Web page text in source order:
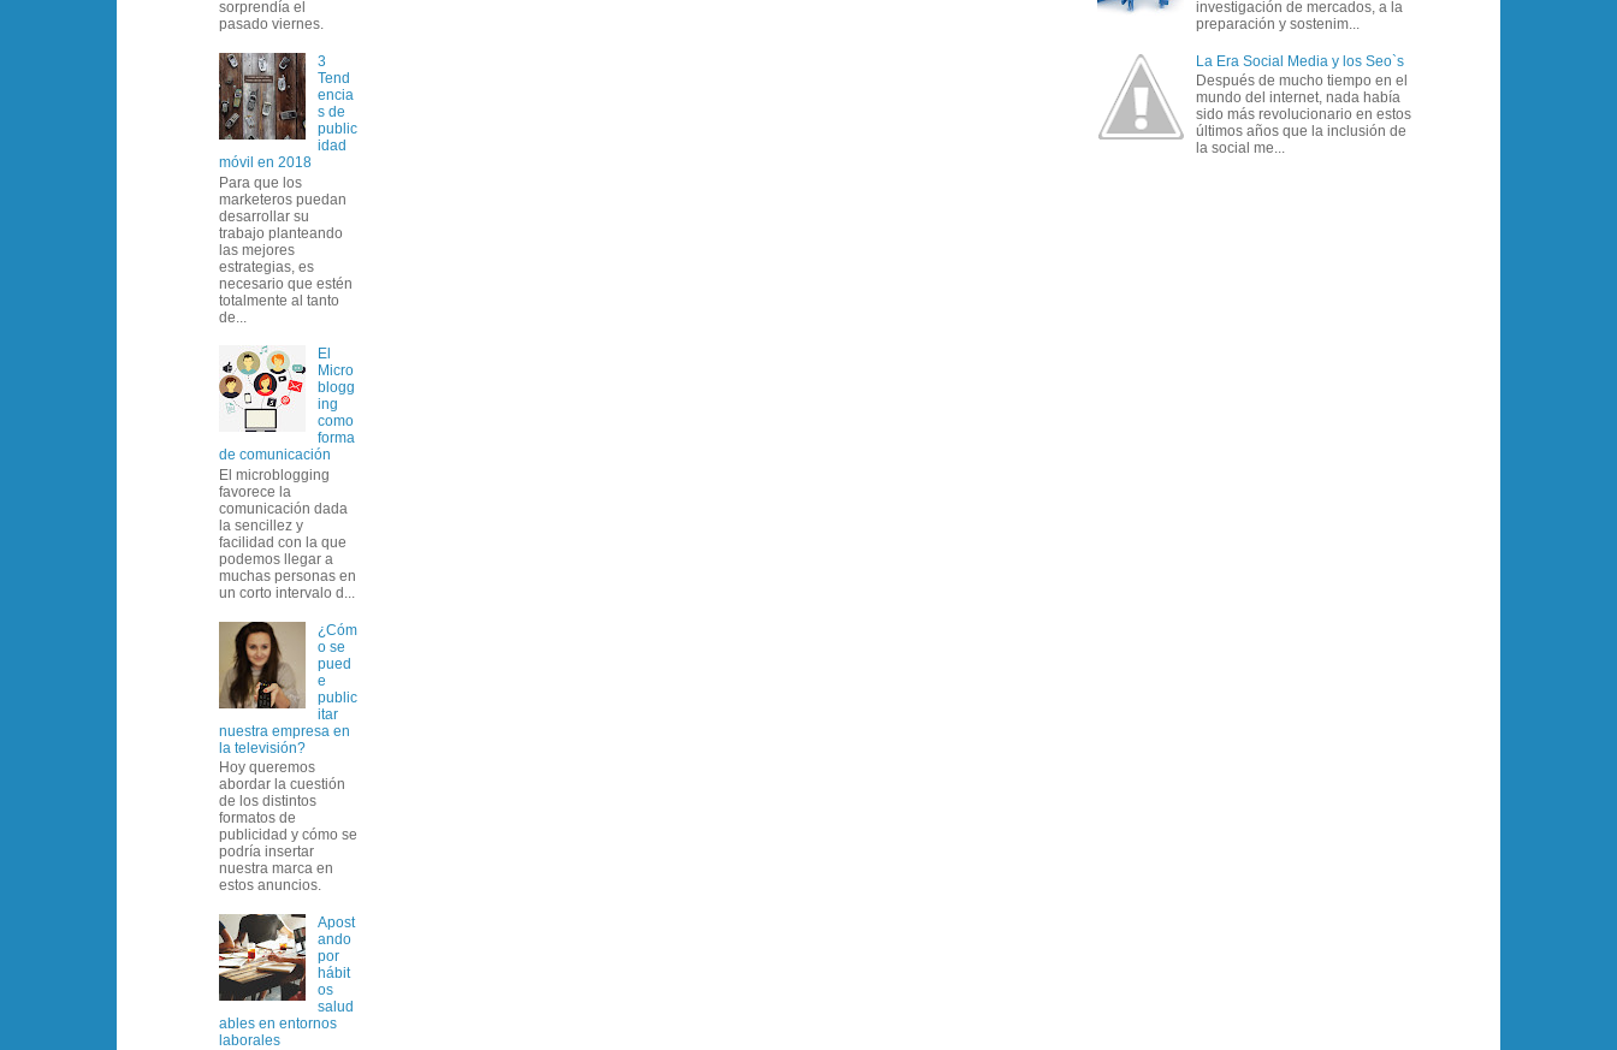
sorprendía el
pasado viernes.
3
Tend
encia
s de
public
idad
móvil en 2018
Para que los
marketeros puedan
desarrollar su
trabajo planteando
las mejores
estrategias, es
necesario que estén
totalmente al tanto
de...
El
Micro
blogg
ing
como
forma
de comunicación
El microblogging
favorece la
comunicación dada
la sencillez y
facilidad con la que
podemos llegar a
muchas personas en
un corto intervalo d...
¿Cóm
o se
pued
e
public
itar
nuestra empresa en
la televisión?
Hoy queremos
abordar la cuestión
de los distintos
formatos de
publicidad y cómo se
podría insertar
nuestra marca en
estos anuncios.
Apost
ando
por
hábit
os
salud
ables en entornos
laborales
investigación de mercados, a la
preparación y sostenim...
La Era Social Media y los Seo`s
Después de mucho tiempo en el
mundo del internet, nada había
sido más revolucionario en estos
últimos años que la inclusión de
la social me...